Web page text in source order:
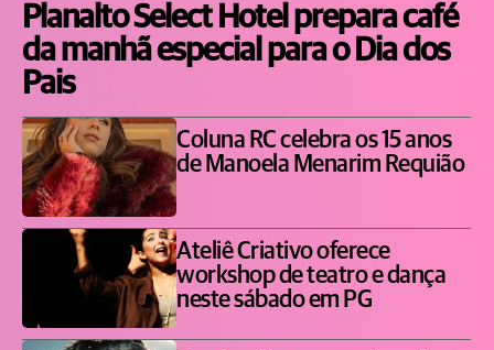
Planalto Select Hotel prepara café
da manhã especial para o Dia dos
Pais
Coluna RC celebra os 15 anos
de Manoela Menarim Requião
Ateliê Criativo oferece
workshop de teatro e dança
neste sábado em PG